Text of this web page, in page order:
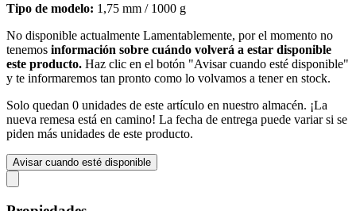
Tipo de modelo: 1,75 mm / 1000 g
No disponible actualmente Lamentablemente, por el momento no
tenemos información sobre cuándo volverá a estar disponible
este producto. Haz clic en el botón "Avisar cuando esté disponible"
y te informaremos tan pronto como lo volvamos a tener en stock.
Solo quedan 0 unidades de este artículo en nuestro almacén. ¡La
nueva remesa está en camino! La fecha de entrega puede variar si se
piden más unidades de este producto.
Avisar cuando esté disponible